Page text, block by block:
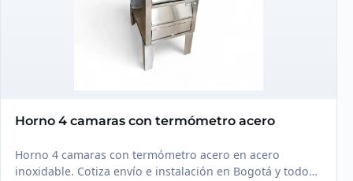
Horno 4 camaras con termómetro acero
Horno 4 camaras con termómetro acero en acero
inoxidable. Cotiza envío e instalación en Bogotá y todo